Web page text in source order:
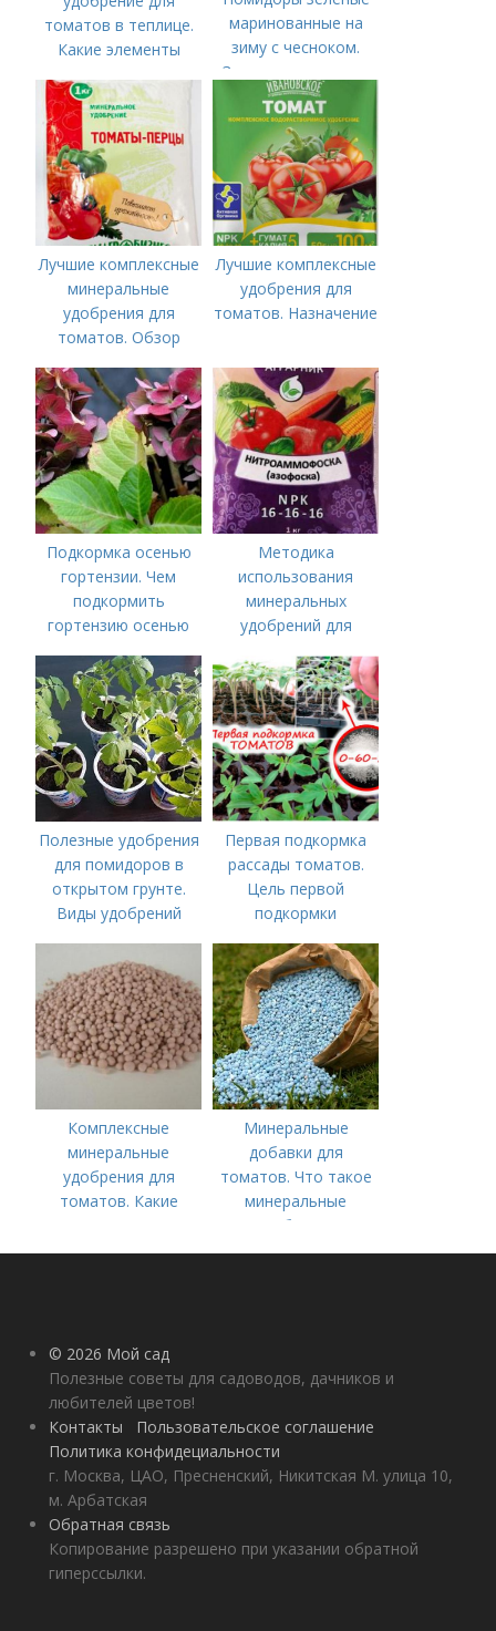
томатов в теплице.
Какие элементы
особенности их
внесения
маринованные на
зиму с чесноком.
Зеленые помидоры
фаршированные
чесноком на зиму —
7 рецептов, пальчики
оближешь!
Лучшие комплексные
минеральные
удобрения для
томатов. Обзор
удобрений для
томатов: правила
внесения в почву
Лучшие комплексные
удобрения для
томатов. Назначение
Подкормка осенью
гортензии. Чем
подкормить
гортензию осенью
Методика
использования
минеральных
удобрений для
Минеральное
питание
Полезные удобрения
для помидоров в
открытом грунте.
Виды удобрений
Первая подкормка
рассады томатов.
Цель первой
подкормки
Комплексные
минеральные
удобрения для
томатов. Какие
используются для
Минеральные
добавки для
томатов. Что такое
минеральные
удобрения
© 2026 Мой сад
Полезные советы для садоводов, дачников и
любителей цветов!
Контакты
Пользовательское соглашение
Политика конфидециальности
г. Москва, ЦАО, Пресненский, Никитская М. улица 10,
м. Арбатская
Обратная связь
Копирование разрешено при указании обратной
гиперссылки.